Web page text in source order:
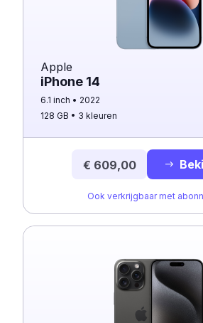
Apple
iPhone 14
6.1 inch
2022
128 GB
3 kleuren
€ 609,00
Ook verkrijgbaar met